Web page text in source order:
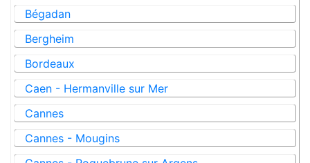
Bégadan
Bergheim
Bordeaux
Caen - Hermanville sur Mer
Cannes
Cannes - Mougins